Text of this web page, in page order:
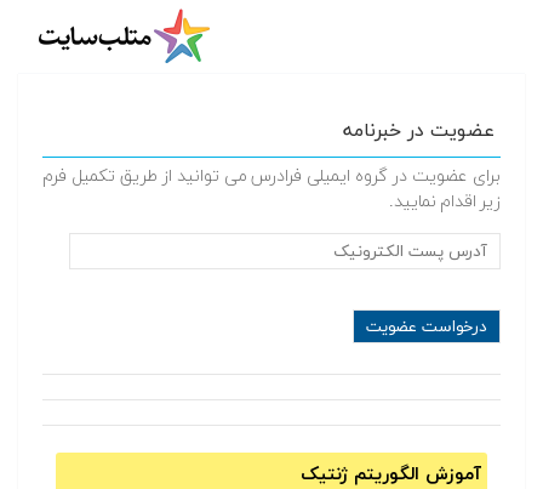
عضویت در خبرنامه
برای عضویت در گروه ایمیلی فرادرس می توانید از طریق تکمیل فرم
زیر اقدام نمایید.
آموزش الگوریتم ژنتیک